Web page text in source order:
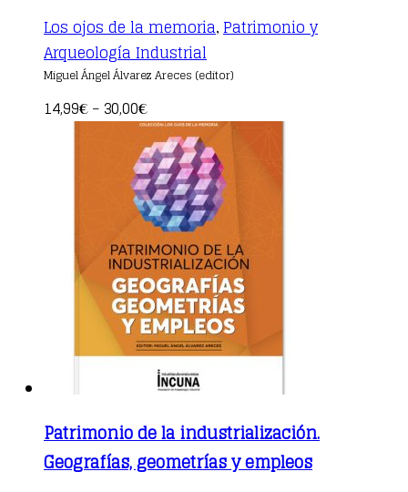
Los ojos de la memoria, Patrimonio y
Arqueología Industrialproduct
has
variants.
The
options
may
be
chosen
on
the
product
page
Miguel Ángel Álvarez Areces (editor)
14,99€ – 30,00€
Patrimonio de la industrialización.
Geografías, geometrías y empleos